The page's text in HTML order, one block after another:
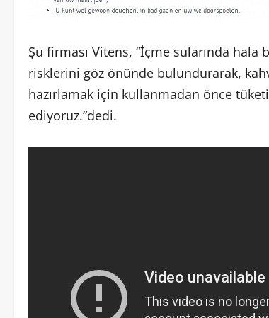
Şu firması Vitens, “İçme sularında hala
risklerini göz önünde bulundurarak,
hazırlamak için kullanmadan önce
ediyoruz.”dedi.